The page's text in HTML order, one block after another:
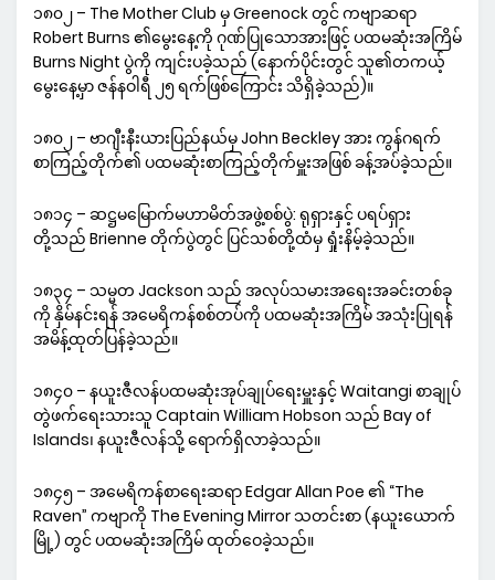
၁၈၀၂ – The Mother Club မှ Greenock တွင် ကဗျာဆရာ
Robert Burns ၏မွေးနေ့ကို ဂုဏ်ပြုသောအားဖြင့် ပထမဆုံးအကြိမ်
Burns Night ပွဲကို ကျင်းပခဲ့သည် (နောက်ပိုင်းတွင် သူ၏တကယ့်
မွေးနေ့မှာ ဇန်နဝါရီ ၂၅ ရက်ဖြစ်ကြောင်း သိရှိခဲ့သည်)။
၁၈၀၂ – ဗာဂျီးနီးယားပြည်နယ်မှ John Beckley အား ကွန်ဂရက်
စာကြည့်တိုက်၏ ပထမဆုံးစာကြည့်တိုက်မှူးအဖြစ် ခန့်အပ်ခဲ့သည်။
၁၈၁၄ – ဆဋ္ဌမမြောက်မဟာမိတ်အဖွဲ့စစ်ပွဲ: ရုရှားနှင့် ပရပ်ရှား
တို့သည် Brienne တိုက်ပွဲတွင် ပြင်သစ်တို့ထံမှ ရှုံးနိမ့်ခဲ့သည်။
၁၈၃၄ – သမ္မတ Jackson သည် အလုပ်သမားအရေးအခင်းတစ်ခု
ကို နှိမ်နင်းရန် အမေရိကန်စစ်တပ်ကို ပထမဆုံးအကြိမ် အသုံးပြုရန်
အမိန့်ထုတ်ပြန်ခဲ့သည်။
၁၈၄၀ – နယူးဇီလန်ပထမဆုံးအုပ်ချုပ်ရေးမှူးနှင့် Waitangi စာချုပ်
တွဲဖက်ရေးသားသူ Captain William Hobson သည် Bay of
Islands၊ နယူးဇီလန်သို့ ရောက်ရှိလာခဲ့သည်။
၁၈၄၅ – အမေရိကန်စာရေးဆရာ Edgar Allan Poe ၏ “The
Raven” ကဗျာကို The Evening Mirror သတင်းစာ (နယူးယောက်
မြို့) တွင် ပထမဆုံးအကြိမ် ထုတ်ဝေခဲ့သည်။